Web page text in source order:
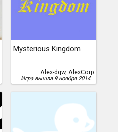
Mysterious Kingdom
Alex-dqw, AlexCorp
Игра вышла 9 ноября 2014.